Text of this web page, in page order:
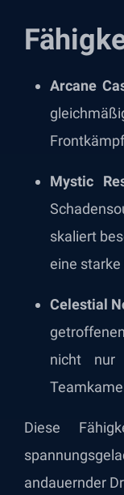
Arcane
Mystic
skaliert
eine starke
Celestial
nicht nur
Diese
andauernder